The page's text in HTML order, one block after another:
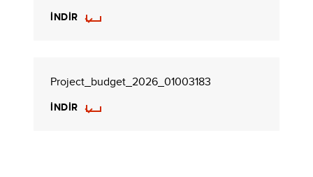
İNDIR
Project_budget_2026_01003183
İNDIR